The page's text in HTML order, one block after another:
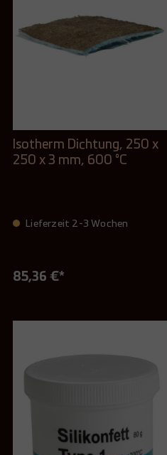
Isotherm Dichtung, 250 x
250 x 3 mm, 600 °C
Lieferzeit 2-3 Wochen
85,36 €*